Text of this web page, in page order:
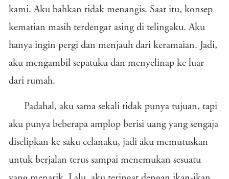
kami. Aku bahkan tidak menangis. Saat itu, konsep
kematian masih terdengar asing di telingaku. Aku
hanya ingin pergi dan menjauh dari keramaian. Jadi,
aku mengambil sepatuku dan menyelinap ke luar
dari rumah.
Padahal, aku sama sekali tidak punya tujuan, tapi
aku punya beberapa amplop berisi uang yang sengaja
diselipkan ke saku celanaku, jadi aku memutuskan
untuk berjalan terus sampai menemukan sesuatu